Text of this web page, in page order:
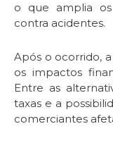
o que amplia os
contra acidentes.
Após o ocorrido,
os impactos
Entre as
taxas e a
comerciantes